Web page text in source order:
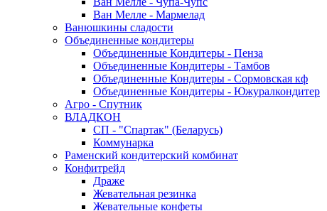
Ван Мелле - Мармелад
Ванюшкины сладости
Объединенные кондитеры
Объединенные Кондитеры - Пенза
Объединенные Кондитеры - Тамбов
Объединенные Кондитеры - Сормовская кф
Объединенные Кондитеры - Южуралкондитер
Агро - Спутник
ВЛАДКОН
СП - "Спартак" (Беларусь)
Коммунарка
Раменский кондитерский комбинат
Конфитрейд
Драже
Жевательная резинка
Жевательные конфеты